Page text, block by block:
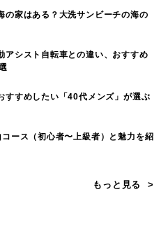
の家はある？大洗サンビーチの海の
アシスト自転車との違い、おすすめ
すすめしたい「40代メンズ」が選ぶ
ース（初心者〜上級者）と魅力を紹
もっと見る